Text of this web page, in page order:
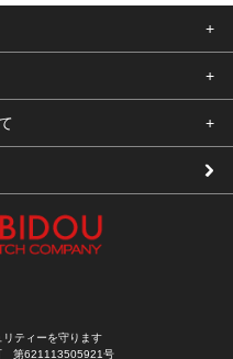
ティーを守ります
第621113505921号